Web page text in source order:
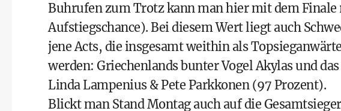
Buhrufen zum Trotz kann man hier mit dem Finale
Aufstiegschance). Bei diesem Wert liegt auch
jene Acts, die insgesamt weithin als
werden: Griechenlands bunter Vogel Akylas und
Linda Lampenius & Pete Parkkonen (97 Prozent).
Blickt man Stand Montag auch auf die